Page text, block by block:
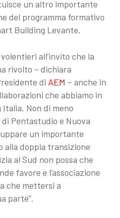
un altro importante
del programma formativo
Building Levante.
all’invito che la
rivolto – dichiara
di AEM – anche in
che abbiamo in
Non di meno
di Pentastudio e Nuova
un importante
alla doppia transizione
al Sud non possa che
favore e l’associazione
che mettersi a
parte”.